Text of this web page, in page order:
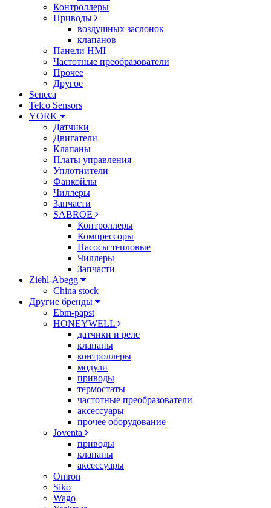
Контроллеры
Приводы
воздушных заслонок
клапанов
Панели HMI
Частотные преобразователи
Прочее
Другое
Seneca
Telco Sensors
YORK
Датчики
Двигатели
Клапаны
Платы управления
Уплотнители
Фанкойлы
Чиллеры
Запчасти
SABROE
Контроллеры
Компрессоры
Насосы тепловые
Чиллеры
Запчасти
Ziehl-Abegg
China stock
Другие бренды
Ebm-papst
HONEYWELL
датчики и реле
клапаны
контроллеры
модули
приводы
термостаты
частотные преобразователи
аксессуары
прочее оборудование
Joventa
приводы
клапаны
аксессуары
Omron
Siko
Wago